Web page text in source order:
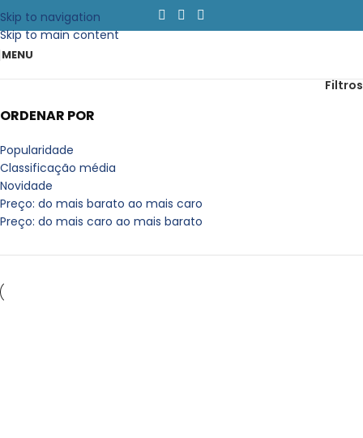
Skip to navigation
Skip to main content
MENU
Filtros
ORDENAR POR
Popularidade
Classificação média
Novidade
Preço: do mais barato ao mais caro
Preço: do mais caro ao mais barato